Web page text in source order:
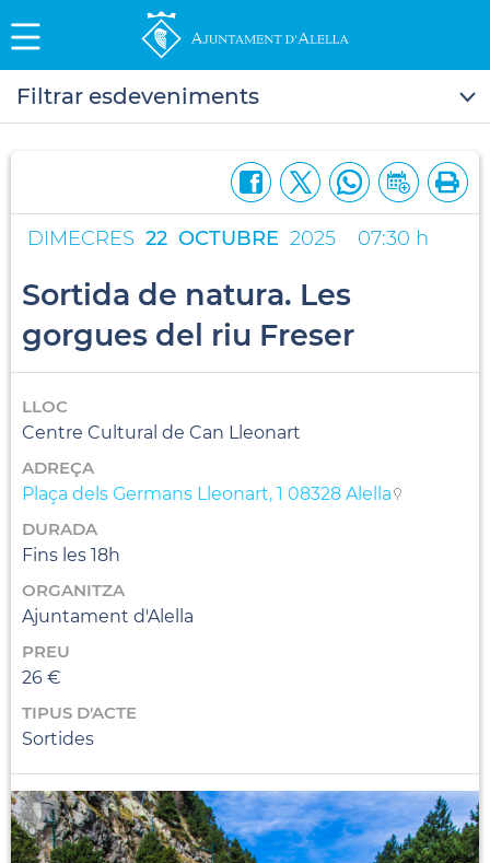
Filtrar esdeveniments
DIMECRES 22 OCTUBRE 2025 07:30 h
Sortida de natura. Les
gorgues del riu Freser
LLOC
Centre Cultural de Can Lleonart
ADREÇA
Plaça dels Germans Lleonart, 1 08328 Alella
DURADA
Fins les 18h
ORGANITZA
Ajuntament d'Alella
PREU
26 €
TIPUS D'ACTE
Sortides